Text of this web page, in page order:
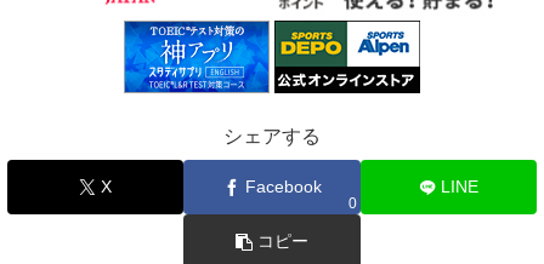
シェアする
X Facebook
0
LINE
コピー